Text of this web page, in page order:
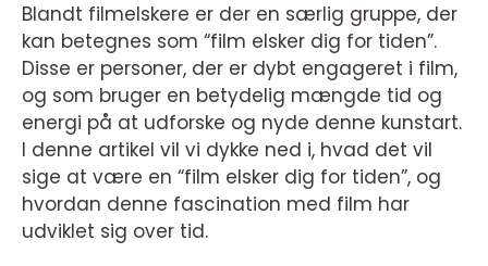
Blandt filmelskere er der en særlig gruppe, der
kan betegnes som “film elsker dig for tiden”.
Disse er personer, der er dybt engageret i film,
og som bruger en betydelig mængde tid og
energi på at udforske og nyde denne kunstart.
I denne artikel vil vi dykke ned i, hvad det vil
sige at være en “film elsker dig for tiden”, og
hvordan denne fascination med film har
udviklet sig over tid.